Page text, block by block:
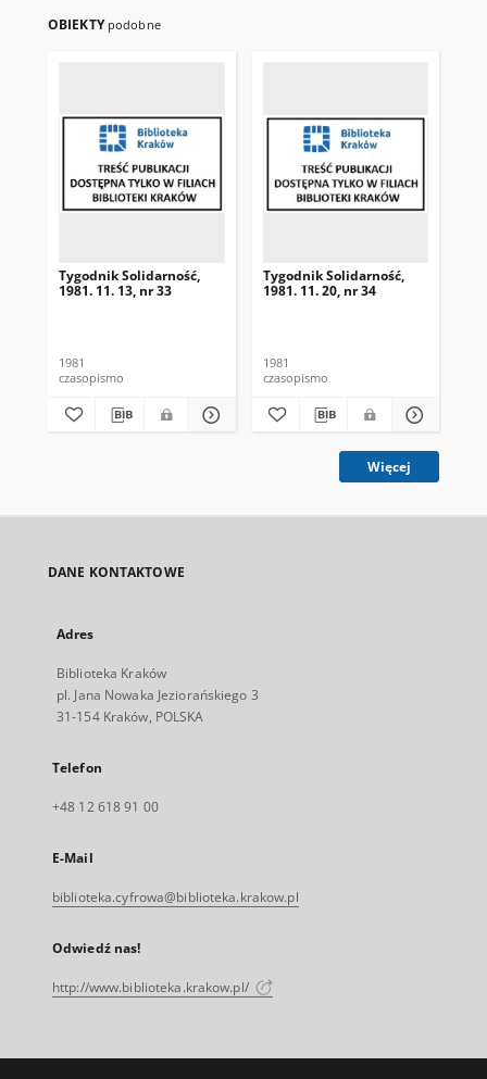
OBIEKTY podobne
Tygodnik Solidarność,
1981. 11. 13, nr 33
1981
czasopismo
Tygodnik Solidarność,
1981. 11. 20, nr 34
1981
czasopismo
Więcej
DANE KONTAKTOWE
Adres
Biblioteka Kraków
pl. Jana Nowaka Jeziorańskiego 3
31-154 Kraków, POLSKA
Telefon
+48 12 618 91 00
E-Mail
biblioteka.cyfrowa@biblioteka.krakow.pl
Odwiedź nas!
http://www.biblioteka.krakow.pl/